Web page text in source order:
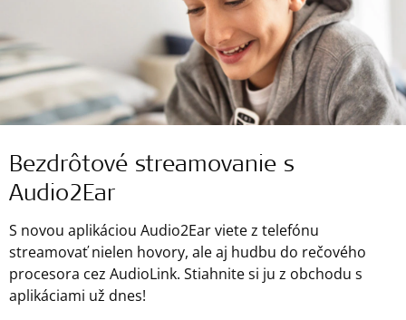
Bezdrôtové streamovanie s
Audio2Ear
S novou aplikáciou Audio2Ear viete z telefónu
streamovať nielen hovory, ale aj hudbu do rečového
procesora cez AudioLink. Stiahnite si ju z obchodu s
aplikáciami už dnes!